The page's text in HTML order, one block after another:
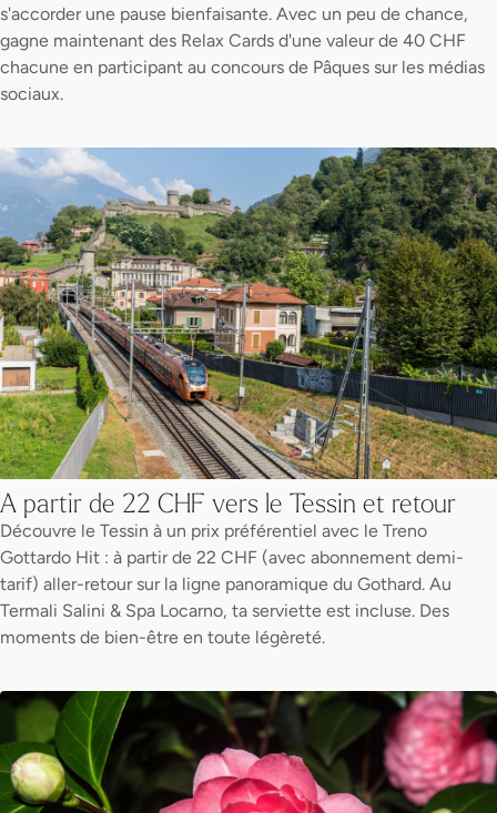
s'accorder une pause bienfaisante. Avec un peu de chance,
gagne maintenant des Relax Cards d'une valeur de 40 CHF
chacune en participant au concours de Pâques sur les médias
sociaux.
A partir de 22 CHF vers le Tessin et retour
Découvre le Tessin à un prix préférentiel avec le Treno
Gottardo Hit : à partir de 22 CHF (avec abonnement demi-
tarif) aller-retour sur la ligne panoramique du Gothard. Au
Termali Salini & Spa Locarno, ta serviette est incluse. Des
moments de bien-être en toute légèreté.